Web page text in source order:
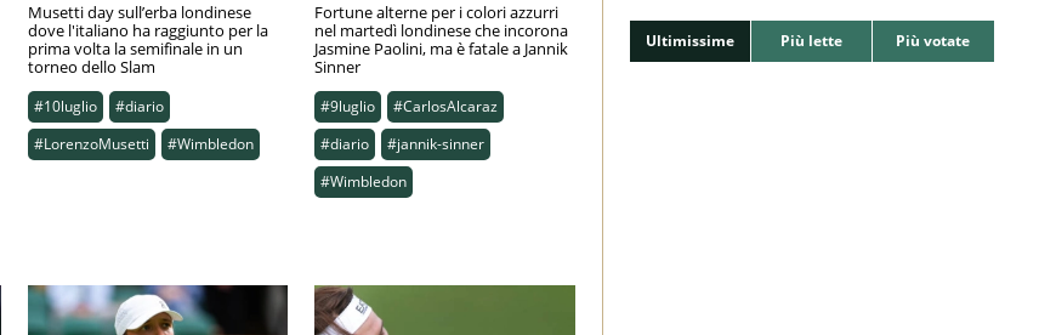
Musetti day sull’erba londinese
dove l'italiano ha raggiunto per la
prima volta la semifinale in un
torneo dello Slam
#10luglio
#diario
#LorenzoMusetti
#Wimbledon
Fortune alterne per i colori azzurri
nel martedì londinese che incorona
Jasmine Paolini, ma è fatale a Jannik
Sinner
#9luglio
#CarlosAlcaraz
#diario
#jannik-sinner
#Wimbledon
Ultimissime Più lette Più votate